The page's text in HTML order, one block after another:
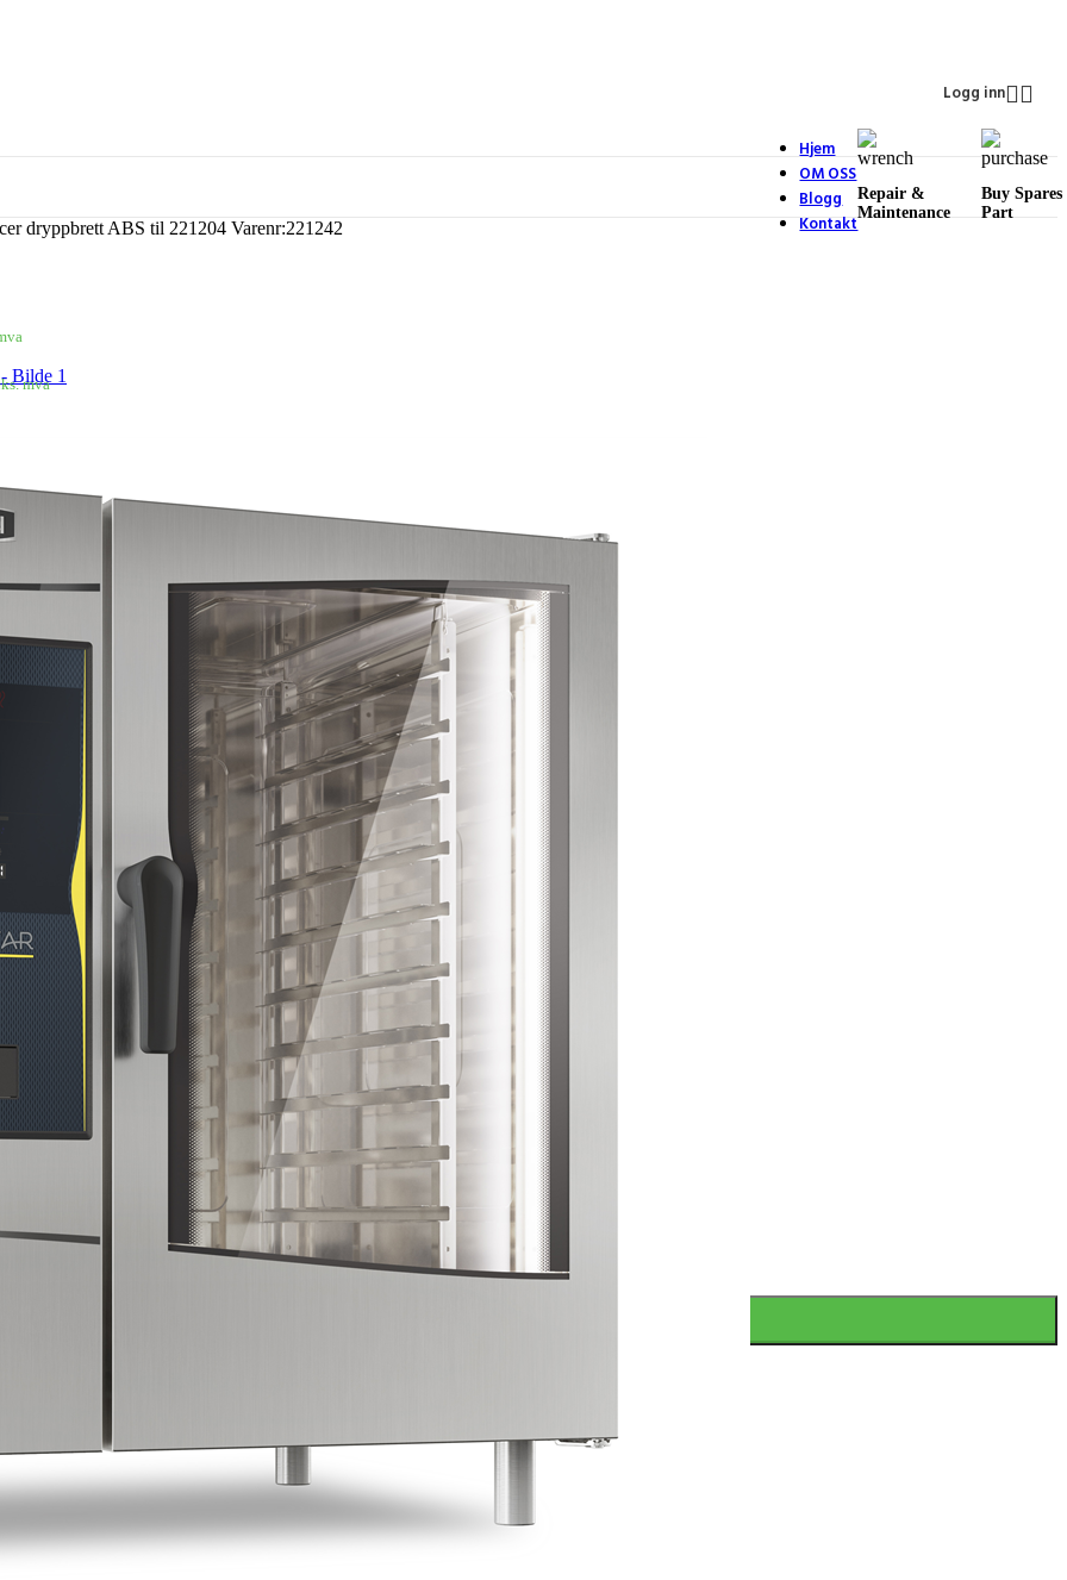
Logg inn
mva
Hjem
OM OSS
Blogg
Kontakt
Repair &
Maintenance
Buy Spares
Part
dryppbrett ABS til 221204 Varenr:221242
Varenr:221242